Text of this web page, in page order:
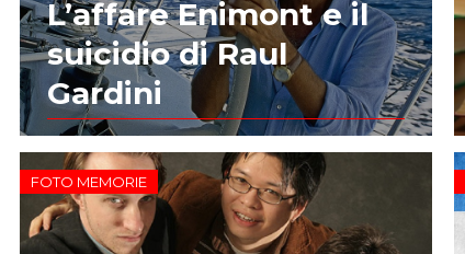
L’affare Enimont e il
suicidio di Raul
Gardini
FOTO MEMORIE